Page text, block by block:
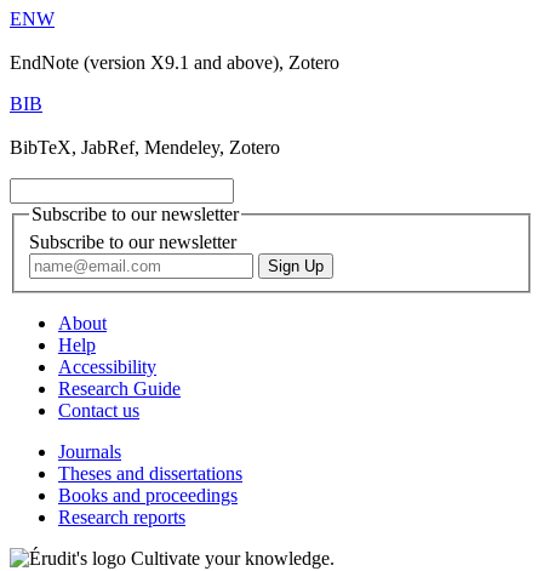
ENW
EndNote (version X9.1 and above), Zotero
BIB
BibTeX, JabRef, Mendeley, Zotero
Subscribe to our newsletter
Subscribe to our newsletter
About
Help
Accessibility
Research Guide
Contact us
Journals
Theses and dissertations
Books and proceedings
Research reports
Cultivate your knowledge.